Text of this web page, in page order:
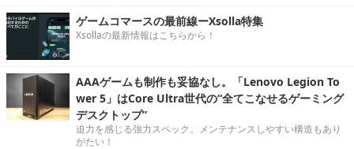
ゲームコマースの最前線ーXsolla特集
Xsollaの最新情報はこちらから！
AAAゲームも制作も妥協なし。「Lenovo Legion To
wer 5」はCore Ultra世代の“全てこなせるゲーミング
デスクトップ”
迫力を感じる強力スペック。メンテナンスしやすい構造もあり
がたい！